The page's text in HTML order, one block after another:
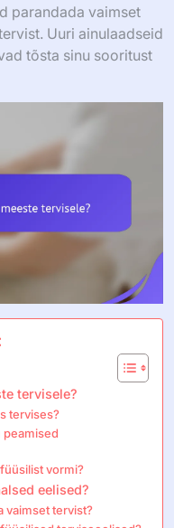
parandada vaimset
Uuri ainulaadseid
tõsta sinu sooritust
tervisele?
tervises?
peamised
vormi?
eelised?
vaimset tervist?